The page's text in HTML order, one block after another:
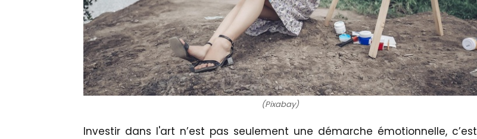
(Pixabay)
Investir dans l'art n’est pas seulement une démarche émotionnelle, c’est